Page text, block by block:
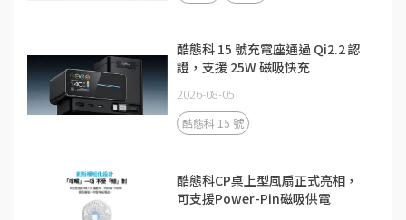
酷態科 15 號充電座通過 Qi2.2 認
證，支援 25W 磁吸快充
2026-08-05
酷態科 15 號
酷態科CP桌上型風扇正式亮相，
可支援Power-Pin磁吸供電